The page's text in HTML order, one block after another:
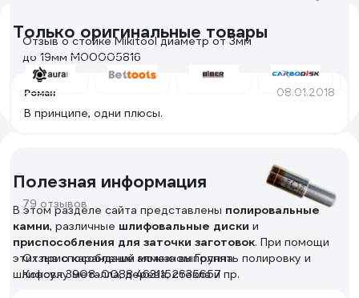
Отзыв о стойке Mikitool диаметр от 3мм
до 19мм М00005816
Роман 08.01.2018
В принципе, одни плюсы.
79 отзывов
Отзыв о карандаше алмазном Группа
Консул 3908-0088 4631152635657
Только оригинальные товары
Полезная информация
В этом разделе сайта представлены полировальные
камни, различные шлифовальные диски и
приспособления для заточки заготовок. При помощи
этих приспособлений можно выполнять полировку и
шлифовку металла, дерева, стекла и пр.